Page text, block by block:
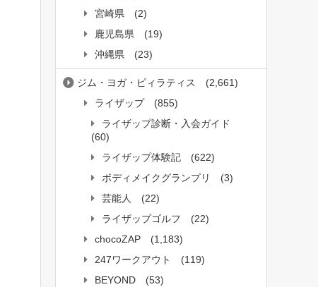
宮崎県
(2)
鹿児島県
(19)
沖縄県
(23)
ジム・ヨガ・ピィラティス
(2,661)
ライザップ
(855)
ライザップ診断・入会ガイド
(60)
ライザップ体験記
(622)
ボディメイクグランプリ
(3)
芸能人
(22)
ライザップゴルフ
(22)
chocoZAP
(1,183)
247ワークアウト
(119)
BEYOND
(53)